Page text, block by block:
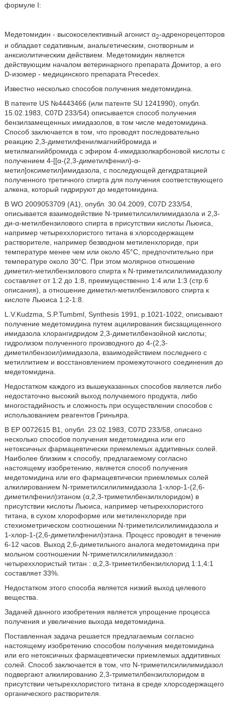
формуле I:
Медетомидин - высокоселективный агонист α2-адренорецепторов
и обладает седативным, анальгетическим, снотворным и
анксиолитическим действием. Медетомидин является
действующим началом ветеринарного препарата Домитор, а его
D-изомер - медицинского препарата Precedex.
Известно несколько способов получения медетомидина.
В патенте US №4443466 (или патенте SU 1241990), опубл.
15.02.1983, C07D 233/54) описывается способ получения
бензилзамещенных имидазолов, в том числе медетомидина.
Способ заключается в том, что проводят последовательно
реакцию 2,3-диметилфенилмагнийбромида и
метилмагнийбромида с эфиром 4-имидазолкарбоновой кислоты с
получением 4-[[α-(2,3-диметилфенил)-α-
метил]оксиметил]имидазола, с последующей дегидратацией
полученного третичного спирта для получения соответствующего
алкена, который гидрируют до медетомидина.
В WO 2009053709 (А1), опубл. 30.04.2009, C07D 233/54,
описывается взаимодействие N-триметилсилилимидазола и 2,3-
ди-α-метилбензилового спирта в присутствии кислоты Льюиса,
например четыреххлористого титана в хлорсодержащем
растворителе, например безводном метиленхлориде, при
температуре менее чем или около 45°С, предпочтительно при
температуре около 30°С. При этом молярное отношение
диметил-метилбензилового спирта к N-триметилсилилимидазолу
составляет от 1:2 до 1:8, преимущественно 1:4 или 1:3 (стр.6
описания), а отношение диметил-метилбензилового спирта к
кислоте Льюиса 1:2-1:8.
L.V.Kudzma, S.P.Tumbml, Synthesis 1991, p.1021-1022, описывают
получение медетомидина путем ацилирования бисзащищенного
имидазола хлорангидридом 2,3-диметилбензойной кислоты;
гидролизом полученного производного до 4-(2,3-
диметилбензоил)имидазола, взаимодействием последнего с
метиллитием и восстановлением промежуточного соединения до
медетомидина.
Недостатком каждого из вышеуказанных способов является либо
недостаточно высокий выход получаемого продукта, либо
многостадийность и сложность при осуществлении способов с
использованием реагентов Гриньяра.
В ЕР 0072615 В1, опубл. 23.02.1983, C07D 233/58, описано
несколько способов получения медетомидина или его
нетоксичных фармацевтически приемлемых аддитивных солей.
Наиболее близким к способу, предлагаемому согласно
настоящему изобретению, является способ получения
медетомидина или его фармацевтически приемлемых солей
алкилированием N-триметилсилилимидазола 1-хлор-1-(2,6-
диметилфенил)этаном (α,2,3-триметилбензилхлоридом) в
присутствии кислоты Льюиса, например четыреххлористого
титана, в сухом хлороформе или метиленхлориде при
стехиометрическом соотношении N-триметилсилилимидазола и
1-хлор-1-(2,6-диметилфенил)этана. Процесс проводят в течение
6-12 часов. Выход 2,6-диметильного аналога медетомидина при
мольном соотношении N-триметилсилилимидазол :
четыреххлористый титан : α,2,3-триметилбензилхлорид 1:1,4:1
составляет 33%.
Недостатком этого способа является низкий выход целевого
вещества.
Задачей данного изобретения является упрощение процесса
получения и увеличение выхода медетомидина.
Поставленная задача решается предлагаемым согласно
настоящему изобретению способом получения медетомидина
или его нетоксичных фармацевтически приемлемых аддитивных
солей. Способ заключается в том, что N-триметилсилилимидазол
подвергают алкилированию 2,3-триметилбензилхлоридом в
присутствии четыреххлористого титана в среде хлорсодержащего
органического растворителя.